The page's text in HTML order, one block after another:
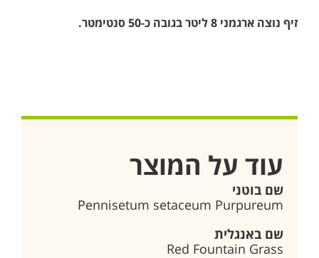
זיף נוצה ארגמני 8 ליטר בגובה כ-50 סנטימטר.
עוד על המוצר
שם בוטני
Pennisetum setaceum Purpureum
שם באנגלית
Red Fountain Grass